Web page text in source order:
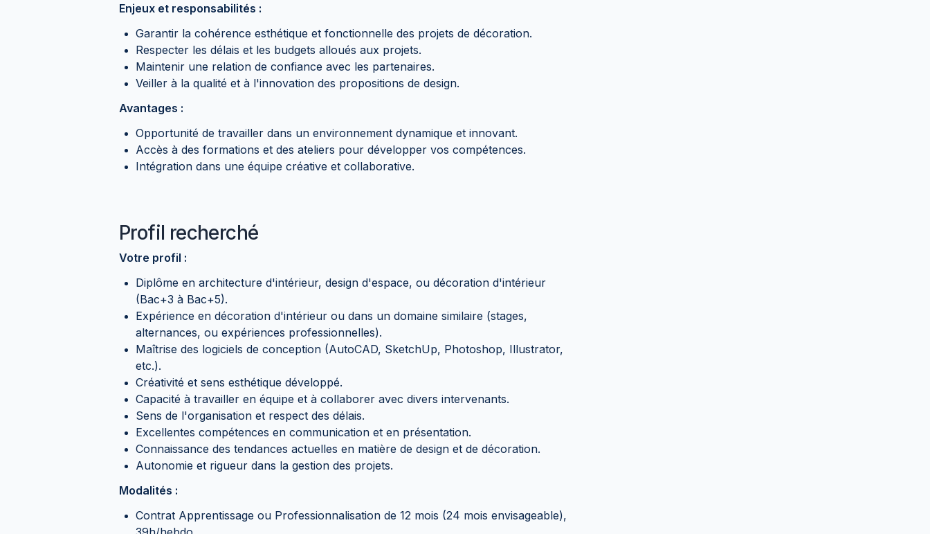
Enjeux et responsabilités :
Garantir la cohérence esthétique et fonctionnelle des projets de décoration.
Respecter les délais et les budgets alloués aux projets.
Maintenir une relation de confiance avec les partenaires.
Veiller à la qualité et à l'innovation des propositions de design.
Avantages :
Opportunité de travailler dans un environnement dynamique et innovant.
Accès à des formations et des ateliers pour développer vos compétences.
Intégration dans une équipe créative et collaborative.
Profil recherché
Votre profil :
Diplôme en architecture d'intérieur, design d'espace, ou décoration d'intérieur
(Bac+3 à Bac+5).
Expérience en décoration d'intérieur ou dans un domaine similaire (stages,
alternances, ou expériences professionnelles).
Maîtrise des logiciels de conception (AutoCAD, SketchUp, Photoshop, Illustrator,
etc.).
Créativité et sens esthétique développé.
Capacité à travailler en équipe et à collaborer avec divers intervenants.
Sens de l'organisation et respect des délais.
Excellentes compétences en communication et en présentation.
Connaissance des tendances actuelles en matière de design et de décoration.
Autonomie et rigueur dans la gestion des projets.
Modalités :
Contrat Apprentissage ou Professionnalisation de 12 mois (24 mois envisageable),